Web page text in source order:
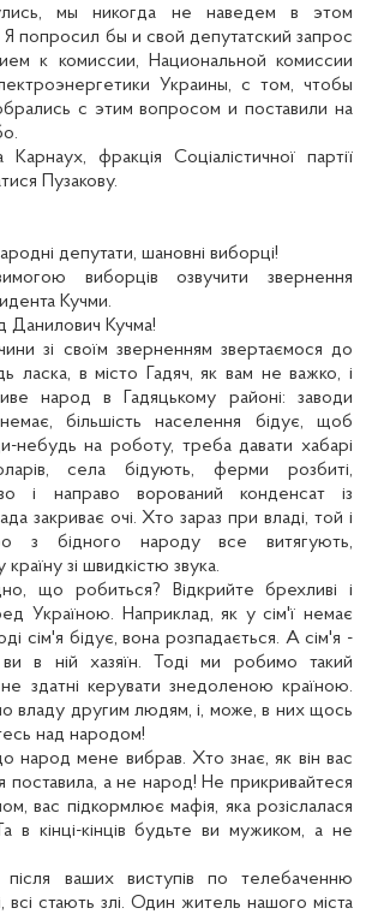
мы никогда не наведем в этом
попросил бы и свой депутатский запрос
к комиссии, Национальной комиссии
Украины, с том, чтобы
с этим вопросом и поставили на
фракція Соціалістичної партії
Пузакову.
депутати, шановні виборці!
виборців озвучити звернення
Кучми.
Данилович Кучма!
зі своїм зверненням звертаємося до
ласка, в місто Гадяч, як вам не важко, і
народ в Гадяцькому районі: заводи
більшість населення бідує, щоб
небудь на роботу, треба давати хабарі
села бідують, ферми розбиті,
і направо ворований конденсат із
закриває очі. Хто зараз при владі, той і
з бідного народу все витягують,
зі швидкістю звука.
що робиться? Відкрийте брехливі і
Україною. Наприклад, як у сім'ї немає
сім'я бідує, вона розпадається. А сім'я -
в ній хазяїн. Тоді ми робимо такий
здатні керувати знедоленою країною.
владу другим людям, і, може, в них щось
над народом!
народ мене вибрав. Хто знає, як він вас
поставила, а не народ! Не прикривайтеся
вас підкормлює мафія, яка розіслалася
в кінці-кінців будьте ви мужиком, а не
після ваших виступів по телебаченню
всі стають злі. Один житель нашого міста